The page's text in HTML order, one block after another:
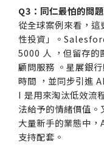
Q3：同仁最怕的問
從全球案例來看，
性投資」。
5000 人 ，但留存的
顧問服務 。星展銀
時間 ，並同步引進
I 是用來淘汰低效流
法給予的情緒價值
大量新手的業態中
支持配套。